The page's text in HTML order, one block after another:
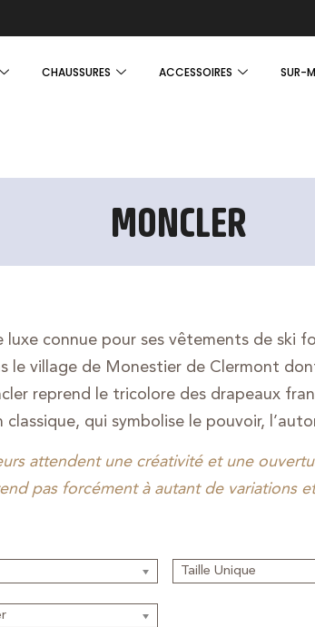
CHAUSSURES ACCESSOIRES SUR-
MONCLER
connue pour ses vêtements de ski
le village de Monestier de Clermont
reprend le tricolore des drapeaux
classique, qui symbolise le pouvoir,
attendent une créativité et une
pas forcément à autant de variations
Taille Unique